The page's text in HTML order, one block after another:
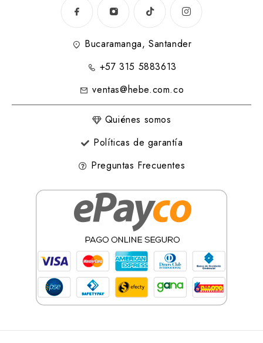
Bucaramanga, Santander
+57 315 5883613
ventas@hebe.com.co
Quiénes somos
Políticas de garantía
Preguntas Frecuentes